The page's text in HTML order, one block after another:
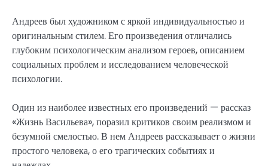
Андреев был художником с яркой индивидуальностью и
оригинальным стилем. Его произведения отличались
глубоким психологическим анализом героев, описанием
социальных проблем и исследованием человеческой
психологии.
Один из наиболее известных его произведений — рассказ
«Жизнь Васильева», поразил критиков своим реализмом и
безумной смелостью. В нем Андреев рассказывает о жизни
простого человека, о его трагических событиях и